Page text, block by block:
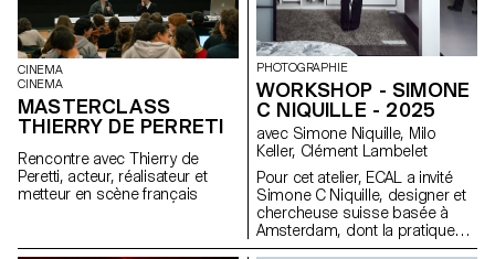
CINEMA
CINEMA
MASTERCLASS
THIERRY DE PERRETI
Rencontre avec Thierry de
Peretti, acteur, réalisateur et
metteur en scène français
PHOTOGRAPHIE
WORKSHOP - SIMONE
C NIQUILLE - 2025
avec Simone Niquille, Milo
Keller, Clément Lambelet
Pour cet atelier, ECAL a invité
Simone C Niquille, designer et
chercheuse suisse basée à
Amsterdam, dont la pratique
interroge la manière dont les